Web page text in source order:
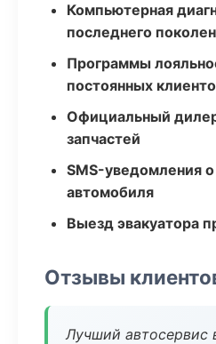
Компьютерная
последнего
Программы
постоянных
Официальный
запчастей
SMS-уведомления о
автомобиля
Выезд эвакуатора
Отзывы
Лучший автосервис